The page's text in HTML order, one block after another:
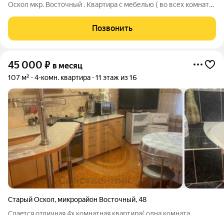
Оскол мкр. Восточный . Квартира с мебелью ( во всех комнатах
панель , духовой шкаф , стиральная машина , телевизор , эл.
чайник ,
Позвонить
45 000 ₽ в месяц
107 м² 4-комн. квартира 11 этаж из 16
Старый Оскол, микрорайон Восточный,48